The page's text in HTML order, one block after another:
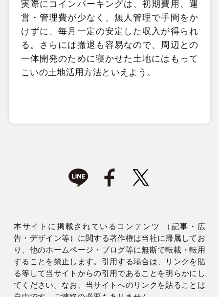
実際にコインパーキングは、初期費用、運
営・管理費が少なく、無人管理で手間をか
けずに、毎月一定の安定した収入が得られ
る。さらには撤退も容易なので、周辺との
一体開発のために寝かせた土地にはもって
こいの土地活用方法といえよう。
本サイトに掲載されているコンテンツ （記事・広
告・デザイン等）に関する著作権は当社に帰属してお
り、他のホームページ・ブログ等に無断で転載・転用
することを禁止します。引用する場合は、リンクを貼
る等して当サイトからの引用であることを明らかにし
てください。なお、当サイトへのリンクを貼ることは